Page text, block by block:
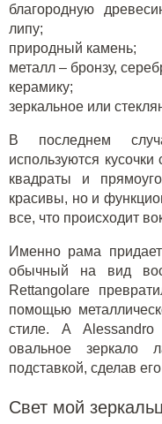
благородную
липу;
природный камень;
металл – бронзу,
керамику;
зеркальное или
В последнем
используются
квадраты и
красивы, но и
все, что происходит
Именно рама придает
обычный на вид
Rettangolare
помощью
стиле. А
овальное зеркало
подставкой, сделав
Свет мой